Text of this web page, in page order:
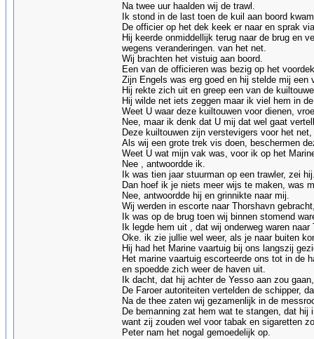
Na twee uur haalden wij de trawl.
Ik stond in de last toen de kuil aan boord
De officier op het dek keek er naar en sprak
Hij keerde onmiddellijk terug naar de brug en
wegens veranderingen. van het net.
Wij brachten het vistuig aan boord.
Een van de officieren was bezig op het
Zijn Engels was erg goed en hij stelde mij een
Hij rekte zich uit en greep een van de
Hij wilde net iets zeggen maar ik viel hem in
Weet U waar deze kuiltouwen voor dienen,
Nee, maar ik denk dat U mij dat wel gaat
Deze kuiltouwen zijn verstevigers voor het net,
Als wij een grote trek vis doen, beschermen
Weet U wat mijn vak was, voor ik op het
Nee , antwoordde ik.
Ik was tien jaar stuurman op een trawler, zei
Dan hoef ik je niets meer wijs te maken, was
Nee, antwoordde hij en grinnikte naar mij.
Wij werden in escorte naar Thorshavn
Ik was op de brug toen wij binnen stomend
Ik legde hem uit , dat wij onderweg waren naar
Oke. ik zie jullie wel weer, als je naar buiten
Hij had het Marine vaartuig bij ons langszij
Het marine vaartuig escorteerde ons tot in de
en spoedde zich weer de haven uit.
Ik dacht, dat hij achter de Yesso aan zou
De Faroer autoriteiten vertelden de schipper,
Na de thee zaten wij gezamenlijk in de
De bemanning zat hem wat te stangen, dat
want zij zouden wel voor tabak en sigaretten
Peter nam het nogal gemoedelijk op.